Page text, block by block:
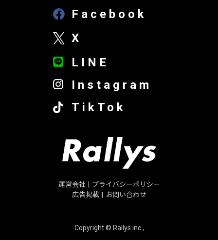
Facebook
X
LINE
Instagram
TikTok
運営会社 | プライバシーポリシー
広告掲載 | お問い合わせ
Copyright © Rallys inc.,